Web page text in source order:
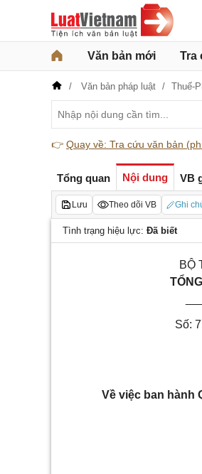
Văn bản mới Tra
Văn bản pháp luật Thuế-
👉 Quay về: Tra cứu văn bản
Tổng quan Nội dung VB
Lưu Theo dõi VB Ghi
Tình trạng hiệu lực: Đã biết
BỘ
Số:
Về việc ban hành